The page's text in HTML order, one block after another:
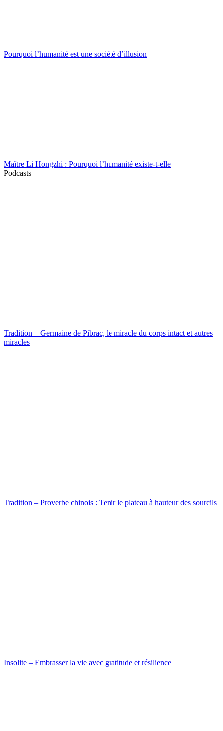
Pourquoi l’humanité est une société d’illusion
Maître Li Hongzhi : Pourquoi l’humanité existe-t-elle
Podcasts
Tradition – Germaine de Pibrac, le miracle du corps intact et autres
miracles
Tradition – Proverbe chinois : Tenir le plateau à hauteur des sourcils
Insolite – Embrasser la vie avec gratitude et résilience